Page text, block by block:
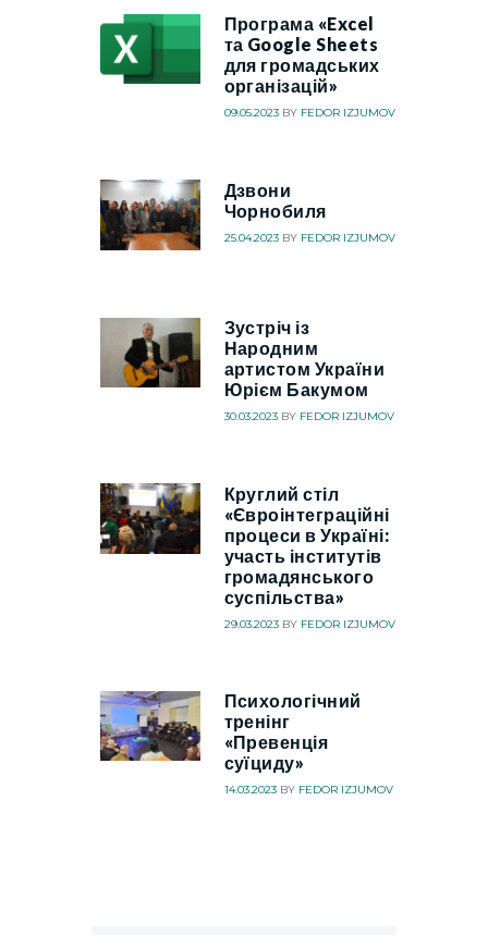
Програма «Excel
та Google Sheets
для громадських
організацій»
09.05.2023 BY FEDOR IZJUMOV
Дзвони
Чорнобиля
25.04.2023 BY FEDOR IZJUMOV
Зустріч із
Народним
артистом України
Юрієм Бакумом
30.03.2023 BY FEDOR IZJUMOV
Круглий стіл
«Євроінтеграційні
процеси в Україні:
участь інститутів
громадянського
суспільства»
29.03.2023 BY FEDOR IZJUMOV
Психологічний
тренінг
«Превенція
суїциду»
14.03.2023 BY FEDOR IZJUMOV